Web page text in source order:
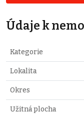
Údaje k
Kategorie
Lokalita
Okres
Užitná plocha